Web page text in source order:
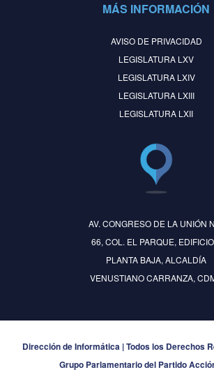
MÁS INFORMACIÓN
AVISO DE PRIVACIDAD
LEGISLATURA LXV
LEGISLATURA LXIV
LEGISLATURA LXIII
LEGISLATURA LXII
AV. CONGRESO DE LA UNIÓN
66, COL. EL PARQUE,
PLANTA BAJA, ALCALDÍA
VENUSTIANO CARRANZA,
Dirección de Informática | Todos los Derechos
Grupo Parlamentario del Partido